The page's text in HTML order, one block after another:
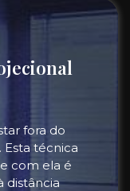
fora do
técnica
com ela é
distância